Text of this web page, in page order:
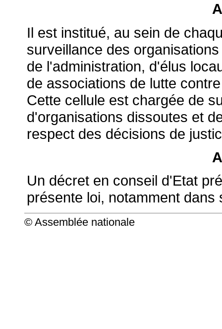
Il est institué, au sein de
surveillance des
de l'administration, d'élus
de associations de lutte
Cette cellule est chargée de
d'organisations dissoutes et
respect des décisions de
Un décret en conseil d'Etat
présente loi, notamment dans
© Assemblée nationale